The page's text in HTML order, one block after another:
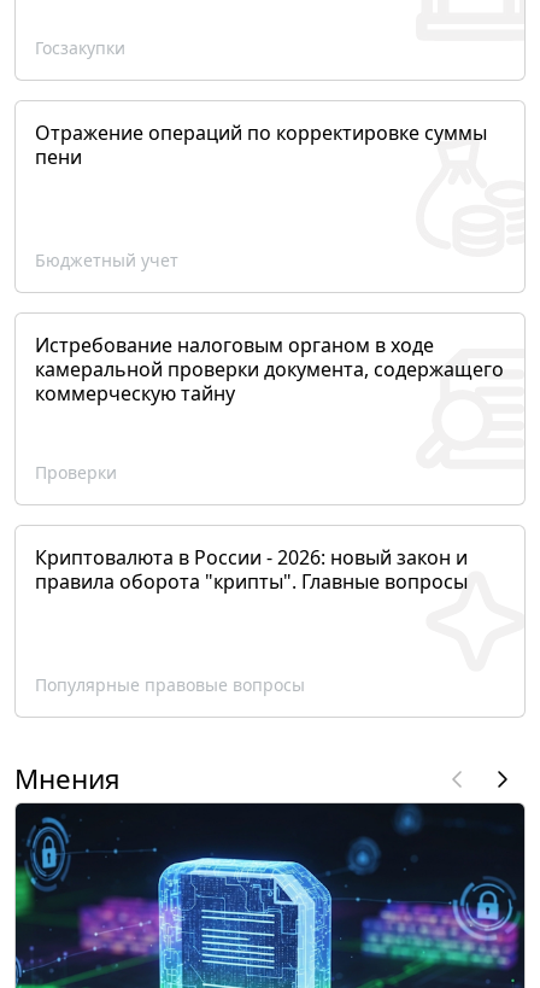
Госзакупки
Отражение операций по корректировке суммы
пени
Бюджетный учет
Истребование налоговым органом в ходе
камеральной проверки документа, содержащего
коммерческую тайну
Проверки
Криптовалюта в России - 2026: новый закон и
правила оборота "крипты". Главные вопросы
Популярные правовые вопросы
Мнения